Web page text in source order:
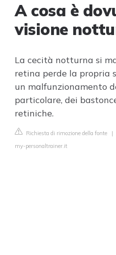
A cosa è
visione
La cecità notturna si
retina perde la propria
un malfunzionamento
particolare, dei
retiniche.
Richiesta di rimozione della fonte |
my-personaltrainer.it